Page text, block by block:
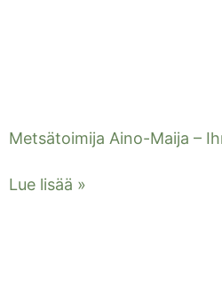
Metsätoimija Aino-Maija –
Lue lisää »